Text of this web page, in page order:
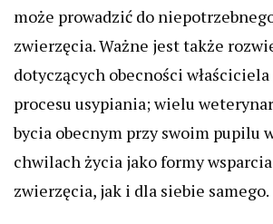
może prowadzić do
zwierzęcia. Ważne jest także
dotyczących obecności właściciela
procesu usypiania; wielu
bycia obecnym przy swoim pupilu
chwilach życia jako formy
zwierzęcia, jak i dla siebie samego.